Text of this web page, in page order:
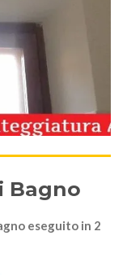
Bagno
eseguito in 2